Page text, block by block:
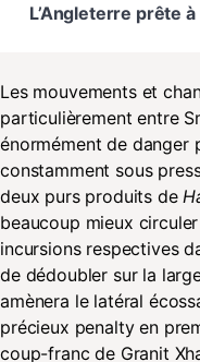
L’Angleterre prête
Les mouvements et
particulièrement entre
énormément de danger
constamment sous
deux purs produits de
beaucoup mieux circuler
incursions respectives
de dédoubler sur la
amènera le latéral
précieux penalty en
coup-franc de Granit